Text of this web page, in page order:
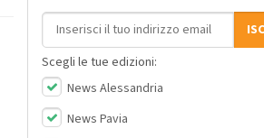
Indirizzo email
Scegli le tue edizioni:
News Alessandria
News Pavia